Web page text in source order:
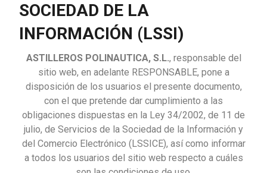
SOCIEDAD DE LA
INFORMACIÓN (LSSI)
ASTILLEROS POLINAUTICA, S.L., responsable del
sitio web, en adelante RESPONSABLE, pone a
disposición de los usuarios el presente documento,
con el que pretende dar cumplimiento a las
obligaciones dispuestas en la Ley 34/2002, de 11 de
julio, de Servicios de la Sociedad de la Información y
del Comercio Electrónico (LSSICE), así como informar
a todos los usuarios del sitio web respecto a cuáles